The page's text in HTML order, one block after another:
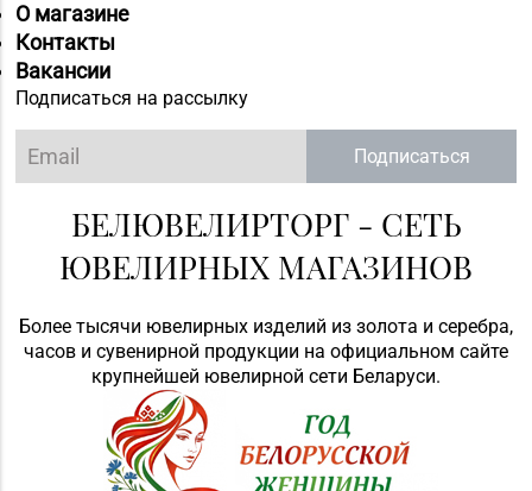
О магазине
Контакты
Вакансии
Подписаться на рассылку
Подписаться
БЕЛЮВЕЛИРТОРГ - СЕТЬ
ЮВЕЛИРНЫХ МАГАЗИНОВ
Более тысячи ювелирных изделий из золота и серебра,
часов и сувенирной продукции на официальном сайте
крупнейшей ювелирной сети Беларуси.